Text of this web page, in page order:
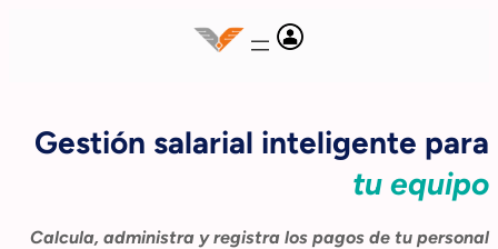
Gestión salarial inteligente para
tu equipo
Calcula, administra y registra los pagos de tu personal